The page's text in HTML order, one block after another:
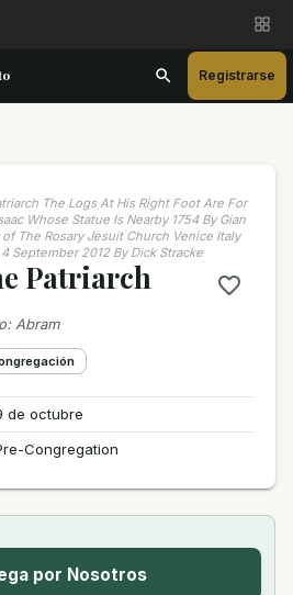
Registrarse
The Logs At His Right Foot Are For
Whose Statue Is Nearby 1754 By Gian
The Rosary Jesuit Church Venice Italy
September 2012 By Dick Stracke
Patriarch
: Abram
de octubre
Congregation
por Nosotros